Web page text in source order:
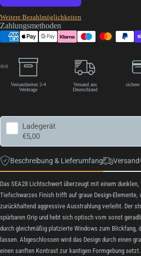
Weitere Bezahlmöglichkeiten
Zahlungsmethoden
Versandzeiten 2-4
Werktage
Versand aus
Deutschland
Ladegerät
€5,00
Beschreibung & Lieferumfang Versand
Das SEA28 Lichtschwert überzeugt mit einem
Tiefschwarzes Finish trifft auf graue Design-Elemente,
zurückhaltend aggressive Ausstrahlung verleiht. Der
spürbaren Grip und hebt sich optisch vom sonst
durch gleichmäßig platzierte Windows zum Blickfang,
lassen. Abgeschlossen wird das Design durch einen
einen sanften Kontrast zur kantigen Formgebung